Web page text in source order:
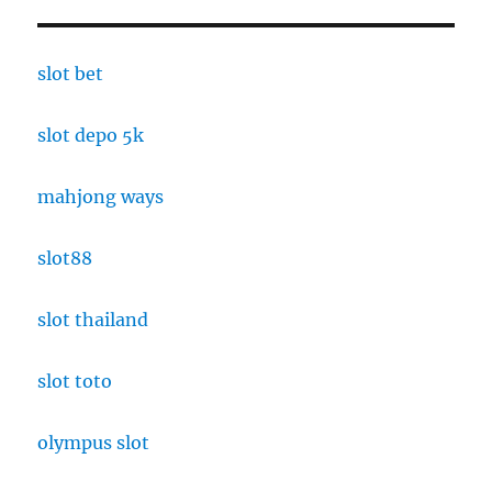
slot bet
slot depo 5k
mahjong ways
slot88
slot thailand
slot toto
olympus slot